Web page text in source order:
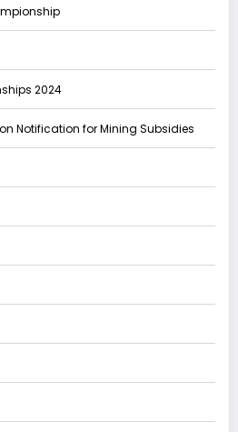
2024
Notification for Mining Subsidies